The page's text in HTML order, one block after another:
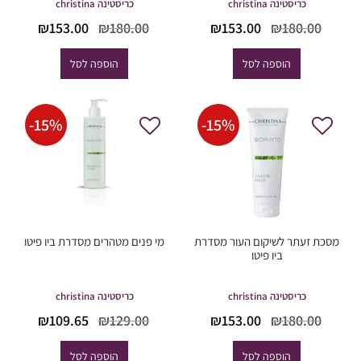
כריסטינה christina
₪180.00
המחיר
היה:
₪180.00.
₪153.00
הוספה לסל
כריסטינה christina
₪180.00
המחיר
היה:
₪180.00.
₪153.00
הוספה לסל
-15%
מסכת זעתר לשיקום העור מסדרת
ביו פיטו
כריסטינה christina
₪180.00
המחיר
היה:
₪153.00
הוספה לסל
-15%
מי פנים מטהרים מסדרת ביו פיטו
כריסטינה christina
₪129.00
המחיר
היה:
₪109.65
הוספה לסל